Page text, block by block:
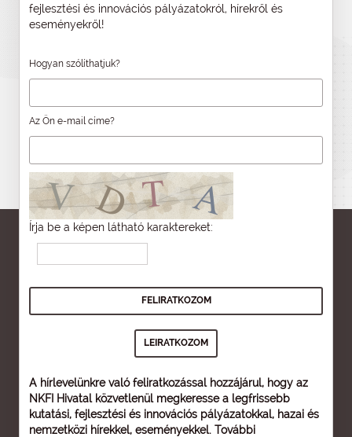
fejlesztési és innovációs pályázatokról, hírekről és
eseményekről!
Hogyan szólíthatjuk?
Az Ön e-mail címe?
Írja be a képen látható karaktereket:
A hírlevelünkre való feliratkozással hozzájárul, hogy az
NKFI Hivatal közvetlenül megkeresse a legfrissebb
kutatási, fejlesztési és innovációs pályázatokkal, hazai és
nemzetközi hírekkel, eseményekkel. További